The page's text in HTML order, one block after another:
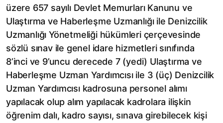
üzere 657 sayılı Devlet Memurları Kanunu ve
Ulaştırma ve Haberleşme Uzmanlığı ile Denizcilik
Uzmanlığı Yönetmeliği hükümleri çerçevesinde
sözlü sınav ile genel idare hizmetleri sınıfında
8’inci ve 9’uncu derecede 7 (yedi) Ulaştırma ve
Haberleşme Uzman Yardımcısı ile 3 (üç) Denizcilik
Uzman Yardımcısı kadrosuna personel alımı
yapılacak olup alım yapılacak kadrolara ilişkin
öğrenim dalı, kadro sayısı, sınava girebilecek kişi